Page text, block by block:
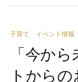
子育て イベント情報 /
「今か
トからの